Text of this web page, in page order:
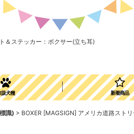
＆ステッカー：ボクサー(立ち耳)
扱犬種 新着商品
識) > BOXER [MAGSIGN] アメリカ道路スト